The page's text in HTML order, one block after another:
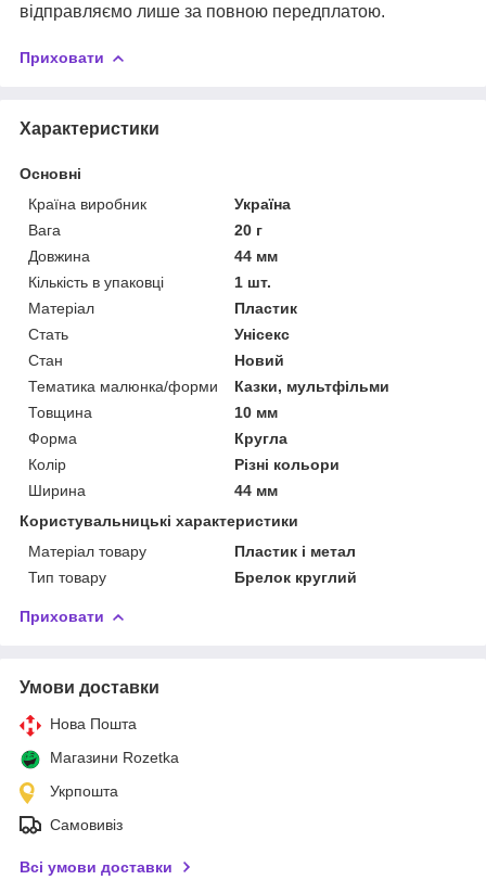
відправляємо лише за повною передплатою.
Приховати
Характеристики
Основні
Країна виробник
Україна
Вага
20 г
Довжина
44 мм
Кількість в упаковці
1 шт.
Матеріал
Пластик
Стать
Унісекс
Стан
Новий
Тематика малюнка/форми
Казки, мультфільми
Товщина
10 мм
Форма
Кругла
Колір
Різні кольори
Ширина
44 мм
Користувальницькі характеристики
Матеріал товару
Пластик і метал
Тип товару
Брелок круглий
Приховати
Умови доставки
Нова Пошта
Магазини Rozetka
Укрпошта
Самовивіз
Всі умови доставки